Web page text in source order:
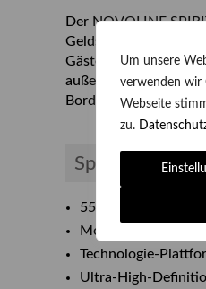
Um unsere
verwenden wir
Webseite
zu.
Der NOVOLINE
Geldspielgeräte.
Gästen ein
außergewöhnlichem
Bord.
Spezifikationen
55“-UHD-J-
Moderne
Technologie-
Ultra-High-